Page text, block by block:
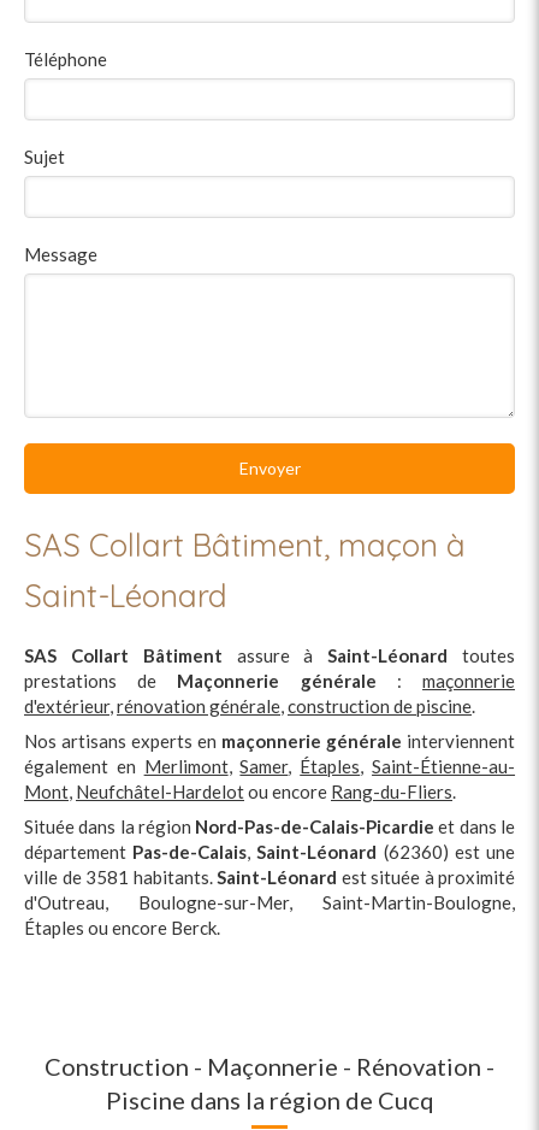
Téléphone
Sujet
Message
Envoyer
SAS Collart Bâtiment, maçon à
Saint-Léonard
SAS Collart Bâtiment assure àSaint-Léonard toutes
prestations de Maçonnerie générale :maçonnerie
d'extérieur,rénovation générale,construction de piscine.
Nos artisans experts en maçonnerie générale interviennent
également en Merlimont,Samer, Étaples,Saint-Étienne-au-
Mont, Neufchâtel-Hardelotou encore Rang-du-Fliers.
Située dans la région Nord-Pas-de-Calais-Picardie et dans le
département Pas-de-Calais,Saint-Léonard (62360) est une
ville de 3581 habitants.Saint-Léonard est située à proximité
d'Outreau, Boulogne-sur-Mer, Saint-Martin-Boulogne,
Étaples ou encore Berck.
Construction - Maçonnerie - Rénovation -
Piscine dans la région de Cucq